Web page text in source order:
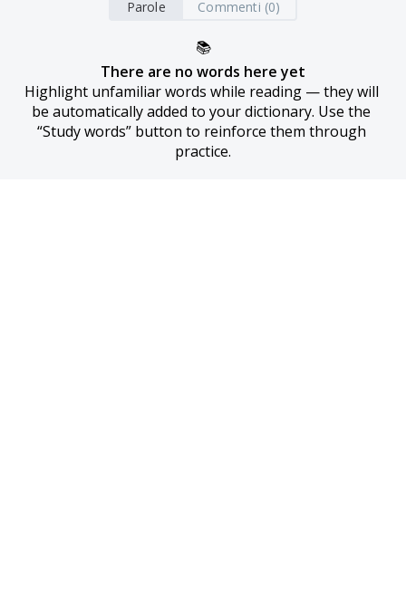
Parole Commenti (0)
📚
There are no words here yet
Highlight unfamiliar words while reading — they will
be automatically added to your dictionary. Use the
“Study words” button to reinforce them through
practice.